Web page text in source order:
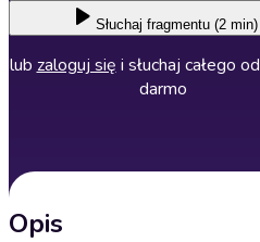
Słuchaj fragmentu (2 min)
lub zaloguj się i słuchaj całego
darmo
Opis